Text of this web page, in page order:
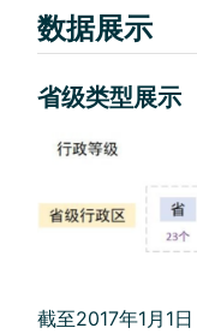
数据展示
省级类型展示
截至2017年1月1